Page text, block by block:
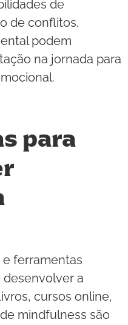
de
de conflitos.
podem
na jornada para
para
ferramentas
desenvolver a
cursos online,
mindfulness são